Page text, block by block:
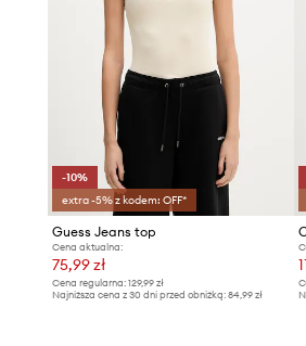
-10%
extra -5% z kodem: OFF*
Guess Jeans top
Cena aktualna:
75,99 zł
Cena regularna: 129,99 zł
Najniższa cena z 30 dni przed obniżką: 84,99 zł